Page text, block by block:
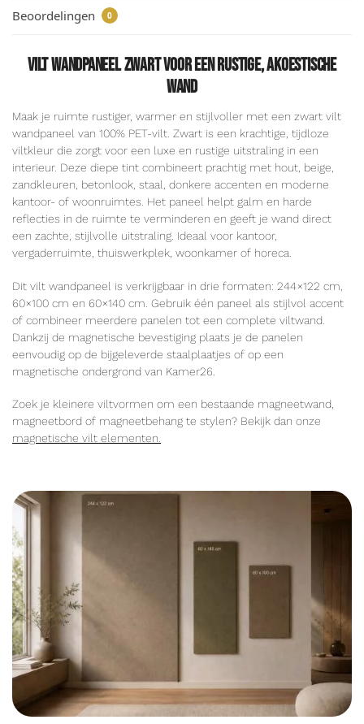
Beoordelingen 0
Vilt wandpaneel zwart voor een rustige, akoestische
wand
Maak je ruimte rustiger, warmer en stijlvoller met een zwart vilt
wandpaneel van 100% PET-vilt. Zwart is een krachtige, tijdloze
viltkleur die zorgt voor een luxe en rustige uitstraling in een
interieur. Deze diepe tint combineert prachtig met hout, beige,
zandkleuren, betonlook, staal, donkere accenten en moderne
kantoor- of woonruimtes. Het paneel helpt galm en harde
reflecties in de ruimte te verminderen en geeft je wand direct
een zachte, stijlvolle uitstraling. Ideaal voor kantoor,
vergaderruimte, thuiswerkplek, woonkamer of horeca.
Dit vilt wandpaneel is verkrijgbaar in drie formaten: 244×122 cm,
60×100 cm en 60×140 cm. Gebruik één paneel als stijlvol accent
of combineer meerdere panelen tot een complete viltwand.
Dankzij de magnetische bevestiging plaats je de panelen
eenvoudig op de bijgeleverde staalplaatjes of op een
magnetische ondergrond van Kamer26.
Zoek je kleinere viltvormen om een bestaande magneetwand,
magneetbord of magneetbehang te stylen? Bekijk dan onze
magnetische vilt elementen.